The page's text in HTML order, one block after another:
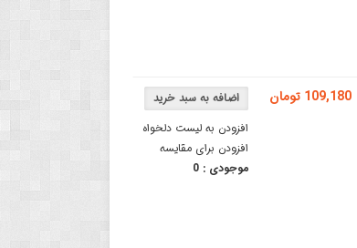
افزودن به لیست دلخواه
افزودن برای مقایسه
موجودی :0
109,180 تومان